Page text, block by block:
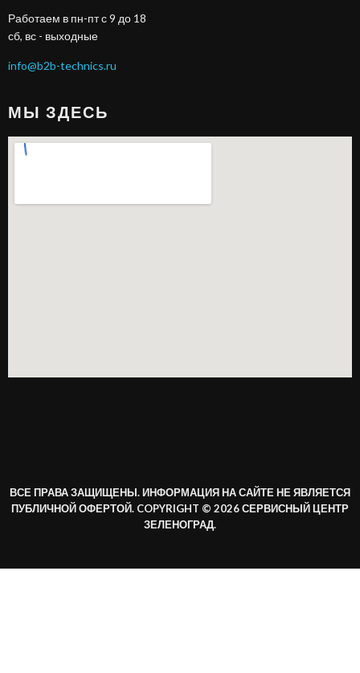
Работаем в пн-пт с 9 до 18
сб, вс - выходные
info@b2b-technics.ru
МЫ ЗДЕСЬ
ВСЕ ПРАВА ЗАЩИЩЕНЫ. ИНФОРМАЦИЯ НА САЙТЕ НЕ ЯВЛЯЕТСЯ
ПУБЛИЧНОЙ ОФЕРТОЙ. COPYRIGHT © 2026 СЕРВИСНЫЙ ЦЕНТР
ЗЕЛЕНОГРАД.